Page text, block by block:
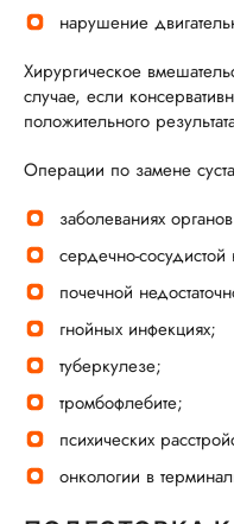
нарушение
Хирургическое
случае, если
положительного
Операции по замене
заболеваниях
сердечно-сосудистой
почечной
гнойных инфекциях;
туберкулезе;
тромбофлебите;
психических
онкологии в